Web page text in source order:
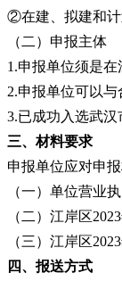
②在建、拟建和计
（二）申报主体
1.申报单位须是
2.申报单位可以
3.已成功入选武汉
三、材料要求
申报单位应对申
（一）单位营业执
（二）江岸区
（三）江岸区
四、报送方式